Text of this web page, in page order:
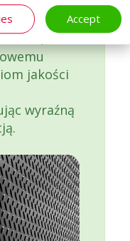
Accept
że
jakości
wyraźną